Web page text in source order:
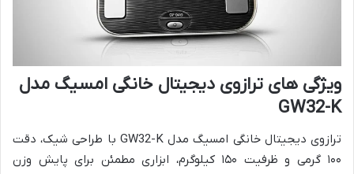
ویژگی های ترازوی دیجیتال خانگی امسیگ مدل
GW32-K
ترازوی دیجیتال خانگی امسیگ مدل GW32-K با طراحی شیک، دقت
۱۰۰ گرمی و ظرفیت ۱۵۰ کیلوگرم، ابزاری مطمئن برای پایش وزن